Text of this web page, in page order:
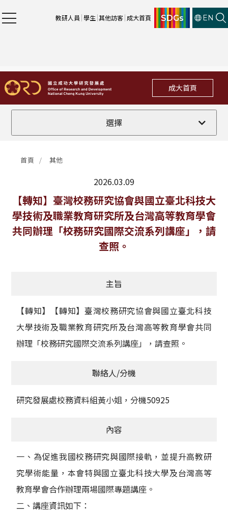
教研人員 學生 其他訪客 成大首頁 SDGs EN
成大首頁
選擇
全部
法規修訂
補助獎項
獲獎名單
其他
活動花絮
首頁 其他
2026.03.09
最新消息
【轉知】臺灣校務研究協會與國立臺北科技大
學技術及職業教育研究所及台灣高等教育學會
共同辦理「校務研究國際交流系列講座」，請
查照。
主旨
【轉知】【轉知】臺灣校務研究協會與國立臺北科技
大學技術及職業教育研究所及台灣高等教育學會共同
辦理「校務研究國際交流系列講座」，請查照。
聯絡人/分機
研究發展處校務資料組黃小姐，分機50925
內容
一、為促進我國校務研究與國際接軌，並提升高教研
究學術能量，本會特與國立臺北科技大學及台灣高等
教育學會合作辦理兩場國際專題講座。
二、講座資訊如下：